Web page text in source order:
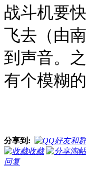
战斗机要
飞去（由
到声音。
有个模糊的
分享到:
收藏
淘帖
回复